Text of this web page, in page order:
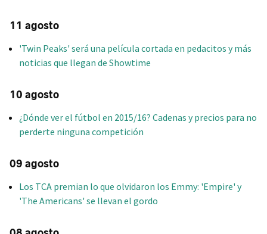
11 agosto
'Twin Peaks' será una película cortada en pedacitos y más
noticias que llegan de Showtime
10 agosto
¿Dónde ver el fútbol en 2015/16? Cadenas y precios para no
perderte ninguna competición
09 agosto
Los TCA premian lo que olvidaron los Emmy: 'Empire' y
'The Americans' se llevan el gordo